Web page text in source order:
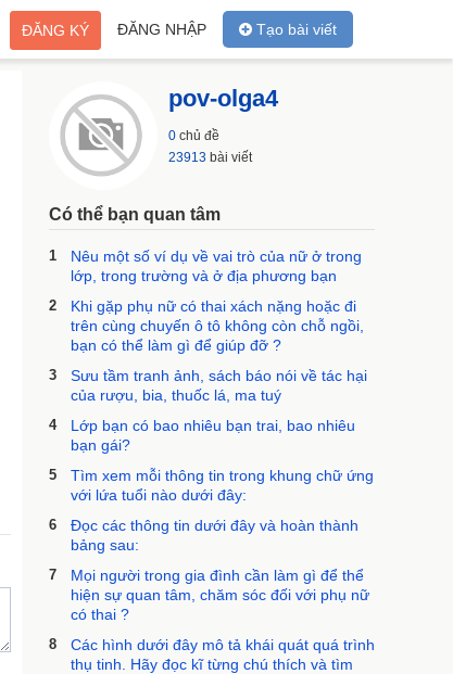
Tạo bài viết
ĐĂNG NHẬP
ĐĂNG KÝ
pov-olga4
0 chủ đề
23913 bài viết
Có thể bạn quan tâm
1
Nêu một số ví dụ về vai trò của nữ ở trong
lớp, trong trường và ở địa phương bạn
2
Khi gặp phụ nữ có thai xách nặng hoặc đi
trên cùng chuyến ô tô không còn chỗ ngồi,
bạn có thể làm gì để giúp đỡ ?
3
Sưu tầm tranh ảnh, sách báo nói về tác hại
của rượu, bia, thuốc lá, ma tuý
4
Lớp bạn có bao nhiêu bạn trai, bao nhiêu
bạn gái?
5
Tìm xem mỗi thông tin trong khung chữ ứng
với lứa tuổi nào dưới đây:
6
Đọc các thông tin dưới đây và hoàn thành
bảng sau:
7
Mọi người trong gia đình cần làm gì để thể
hiện sự quan tâm, chăm sóc đối với phụ nữ
có thai ?
8
Các hình dưới đây mô tả khái quát quá trình
thụ tinh. Hãy đọc kĩ từng chú thích và tìm